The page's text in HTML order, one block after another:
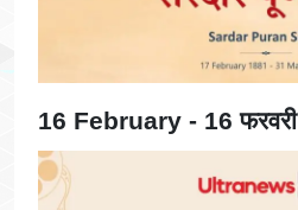
16 February - 16 फरवरी